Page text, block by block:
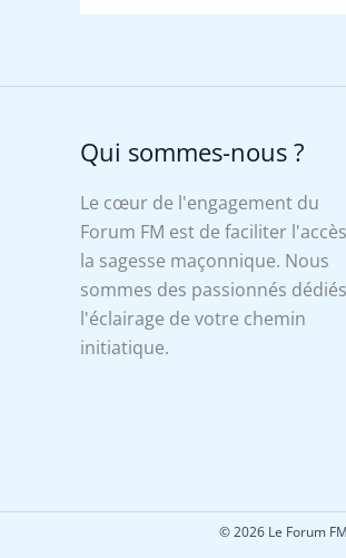
Qui sommes-nous ?
Le cœur de l'engagement du
Forum FM est de faciliter
la sagesse maçonnique. Nous
sommes des passionnés
l'éclairage de votre chemin
initiatique.
© 2026 Le Forum